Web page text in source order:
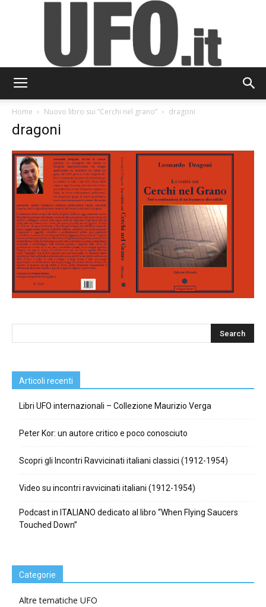
Home Nuovo libro sui “Cerchi nel grano” dragoni
dragoni
Articoli recenti
Libri UFO internazionali – Collezione Maurizio Verga
Peter Kor: un autore critico e poco conosciuto
Scopri gli Incontri Ravvicinati italiani classici (1912-1954)
Video su incontri ravvicinati italiani (1912-1954)
Podcast in ITALIANO dedicato al libro “When Flying Saucers
Touched Down”
Categorie
Altre tematiche UFO